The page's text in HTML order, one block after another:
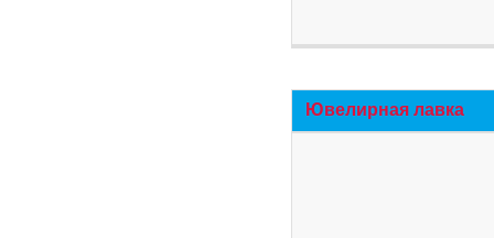
Ювелирная лавка